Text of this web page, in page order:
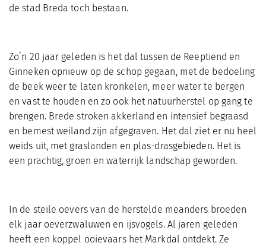
de stad Breda toch bestaan.
Zo’n 20 jaar geleden is het dal tussen de Reeptiend en
Ginneken opnieuw op de schop gegaan, met de bedoeling
de beek weer te laten kronkelen, meer water te bergen
en vast te houden en zo ook het natuurherstel op gang te
brengen. Brede stroken akkerland en intensief begraasd
en bemest weiland zijn afgegraven. Het dal ziet er nu heel
weids uit, met graslanden en plas-drasgebieden. Het is
een prachtig, groen en waterrijk landschap geworden.
In de steile oevers van de herstelde meanders broeden
elk jaar oeverzwaluwen en ijsvogels. Al jaren geleden
heeft een koppel ooievaars het Markdal ontdekt. Ze